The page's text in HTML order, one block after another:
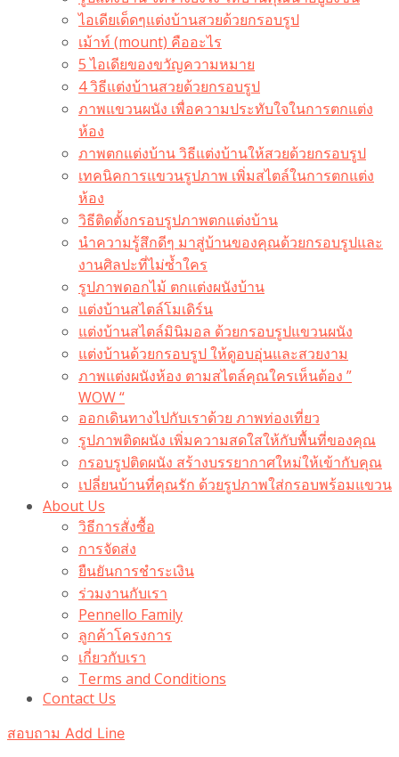
ไอเดียเด็ดๆแต่งบ้านสวยด้วยกรอบรูป
เม้าท์ (mount) คืออะไร​
5 ไอเดียของขวัญความหมาย
4 วิธีแต่งบ้านสวยด้วยกรอบรูป
ภาพแขวนผนัง เพื่อความประทับใจในการตกแต่ง
ห้อง
ภาพตกแต่งบ้าน วิธีแต่งบ้านให้สวยด้วยกรอบรูป
เทคนิคการแขวนรูปภาพ เพิ่มสไตล์ในการตกแต่ง
ห้อง
วิธีติดตั้งกรอบรูปภาพตกแต่งบ้าน
นำความรู้สึกดีๆ มาสู่บ้านของคุณด้วยกรอบรูปและ
งานศิลปะที่ไม่ซ้ำใคร
รูปภาพดอกไม้ ตกแต่งผนังบ้าน
แต่งบ้านสไตล์โมเดิร์น
แต่งบ้านสไตล์มินิมอล ด้วยกรอบรูปแขวนผนัง
แต่งบ้านด้วยกรอบรูป ให้ดูอบอุ่นและสวยงาม
ภาพแต่งผนังห้อง ตามสไตล์คุณใครเห็นต้อง ”
WOW “
ออกเดินทางไปกับเราด้วย ภาพท่องเที่ยว
รูปภาพติดผนัง เพิ่มความสดใสให้กับพื้นที่ของคุณ
กรอบรูปติดผนัง สร้างบรรยากาศใหม่ให้เข้ากับคุณ
เปลี่ยนบ้านที่คุณรัก ด้วยรูปภาพใส่กรอบพร้อมแขวน​
About Us
วิธีการสั่งซื้อ
การจัดส่ง
ยืนยันการชำระเงิน
ร่วมงานกับเรา
Pennello Family
ลูกค้าโครงการ
เกี่ยวกับเรา
Terms and Conditions
Contact Us
สอบถาม Add Line